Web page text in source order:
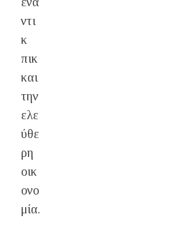
ντι
κ
πικ
και
την
ελε
ύθε
ρη
οικ
ονο
μία.